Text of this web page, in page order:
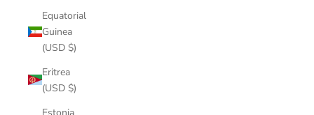
Equatorial
Guinea
(USD $)
Eritrea
(USD $)